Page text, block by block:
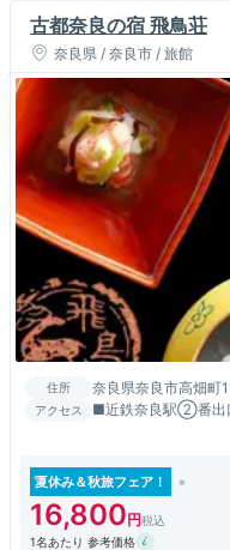
古都奈良の宿 飛鳥荘
奈良県 / 奈良市 / 旅館
住所 奈良県奈良市高畑町
アクセス
■近鉄奈良駅②番出
夏休み＆秋旅フェア！
16,800
1名あたり 参考価格